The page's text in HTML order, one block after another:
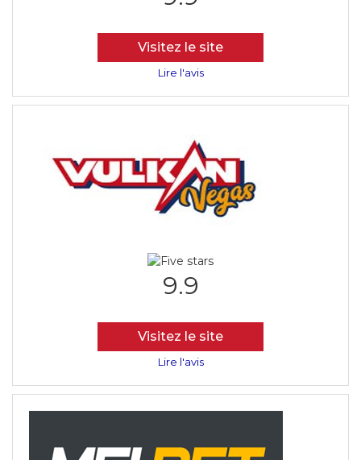
Visitez le site
Lire l'avis
9.9
Visitez le site
Lire l'avis